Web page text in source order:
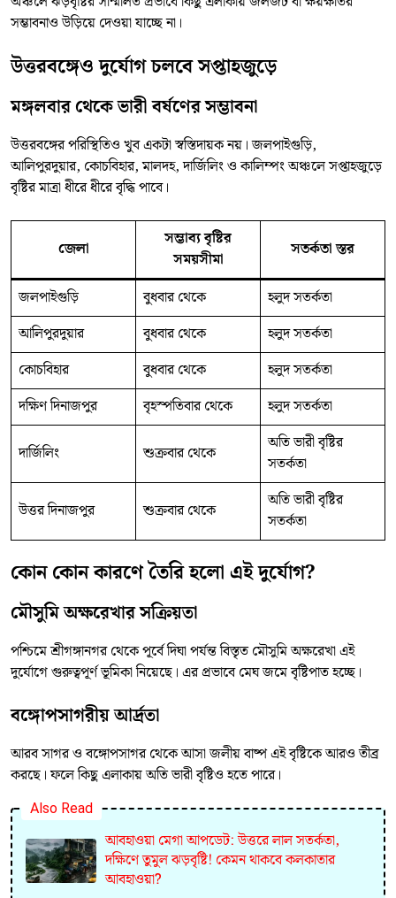
সম্ভাবনাও উড়িয়ে দেওয়া যাচ্ছে না।
উত্তরবঙ্গেও দুর্যোগ চলবে সপ্তাহজুড়ে
মঙ্গলবার থেকে ভারী বর্ষণের সম্ভাবনা
উত্তরবঙ্গের পরিস্থিতিও খুব একটা স্বস্তিদায়ক নয়। জলপাইগুড়ি,
আলিপুরদুয়ার, কোচবিহার, মালদহ, দার্জিলিং ও কালিম্পং অঞ্চলে সপ্তাহজুড়ে
বৃষ্টির মাত্রা ধীরে ধীরে বৃদ্ধি পাবে।
জেলা
সম্ভাব্য বৃষ্টির
সময়সীমা
সতর্কতা স্তর
জলপাইগুড়ি বুধবার থেকে
হলুদ সতর্কতা
আলিপুরদুয়ার
বুধবার থেকে
হলুদ সতর্কতা
কোচবিহার
বুধবার থেকে
হলুদ সতর্কতা
দক্ষিণ দিনাজপুর
বৃহস্পতিবার থেকে হলুদ সতর্কতা
দার্জিলিং শুক্রবার থেকে
অতি ভারী বৃষ্টির
সতর্কতা
উত্তর দিনাজপুর শুক্রবার থেকে
অতি ভারী বৃষ্টির
সতর্কতা
কোন কোন কারণে তৈরি হলো এই দুর্যোগ?
মৌসুমি অক্ষরেখার সক্রিয়তা
পশ্চিমে শ্রীগঙ্গানগর থেকে পূর্বে দিঘা পর্যন্ত বিস্তৃত মৌসুমি অক্ষরেখা এই
দুর্যোগে গুরুত্বপূর্ণ ভূমিকা নিয়েছে। এর প্রভাবে মেঘ জমে বৃষ্টিপাত হচ্ছে।
বঙ্গোপসাগরীয় আর্দ্রতা
আরব সাগর ও বঙ্গোপসাগর থেকে আসা জলীয় বাষ্প এই বৃষ্টিকে আরও তীব্র
করছে। ফলে কিছু এলাকায় অতি ভারী বৃষ্টিও হতে পারে।
Also Read
আবহাওয়া মেগা আপডেট: উত্তরে লাল সতর্কতা,
দক্ষিণে তুমুল ঝড়বৃষ্টি! কেমন থাকবে কলকাতার
আবহাওয়া?